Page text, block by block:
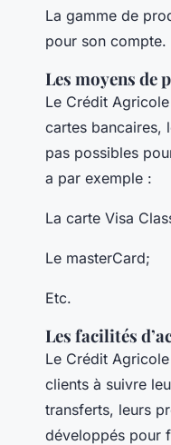
La gamme de
pour son compte.
Les moyens de
Le Crédit
cartes bancaires,
pas possibles
a par exemple :
La carte Visa
Le masterCard;
Etc.
Les facilités
Le Crédit
clients à suivre
transferts, leurs
développés pour